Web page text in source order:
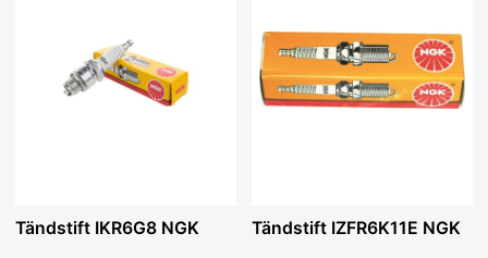
Tändstift IKR6G8 NGK Tändstift IZFR6K11E NGK